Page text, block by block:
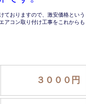
ておりますので、激安価格という
アコン取り付け工事をこれからも
３０００円